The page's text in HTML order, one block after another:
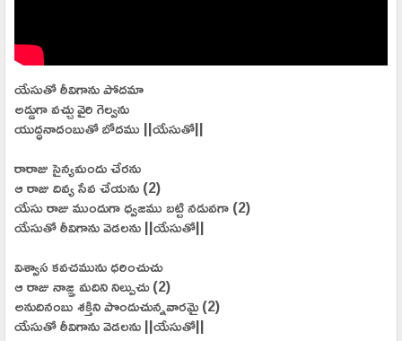
యేసుతో ఠీవిగాను పోదమా
అడ్డుగా వచ్చు వైరి గెల్వను
యుద్ధనాదంబుతో బోదము ||యేసుతో||
రారాజు సైన్యమందు చేరను
ఆ రాజు దివ్య సేవ చేయను (2)
యేసు రాజు ముందుగా ధ్వజము బట్టి నడువగా (2)
యేసుతో ఠీవిగాను వెడలను ||యేసుతో||
విశ్వాస కవచమును ధరించుచు
ఆ రాజు నాజ్ఞ మదిని నిల్పుచు (2)
అనుదినంబు శక్తిని పొందుచున్నవారమై (2)
యేసుతో ఠీవిగాను వెడలను ||యేసుతో||